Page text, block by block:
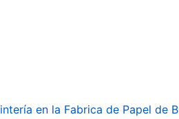
en la Fabrica de Papel de